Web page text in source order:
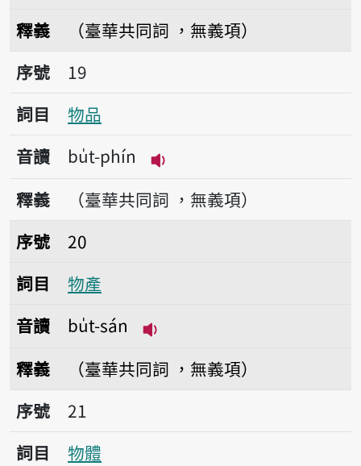
釋義
（臺華共同詞 ，無義項）
序號19物品
序號
19
詞目
物品
音讀
bu̍t-phín
播放音讀bu̍t-phín
釋義
（臺華共同詞 ，無義項）
序號20物產
序號
20
詞目
物產
音讀
bu̍t-sán
釋義
（臺華共同詞 ，無義項）
序號21物體
序號
21
詞目
物體